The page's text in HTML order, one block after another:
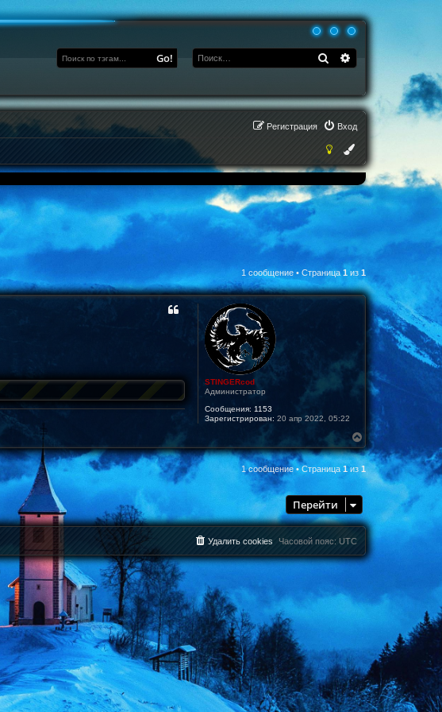
Поиск Расширенный
Go!
Вход
Регистрация
1 сообщение • Страница1 из 1
STINGERcod
Администратор
Сообщения: 1153
Зарегистрирован: 20 апр 2022, 05:22
е
р
н
у
я
а
у
1 сообщение • Страница 1из 1
Перейти
Часовой пояс: UTC
Удалить cookies